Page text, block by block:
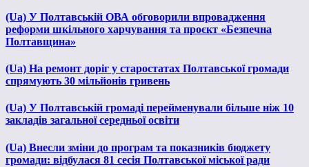
(Ua) У Полтавській ОВА обговорили впровадження
реформи шкільного харчування та проєкт «Безпечна
Полтавщина»
(Ua) На ремонт доріг у старостатах Полтавської громади
спрямують 30 мільйонів гривень
(Ua) У Полтавській громаді перейменували більше ніж 10
закладів загальної середньої освіти
(Ua) Внесли зміни до програм та показників бюджету
громади: відбулася 81 сесія Полтавської міської ради